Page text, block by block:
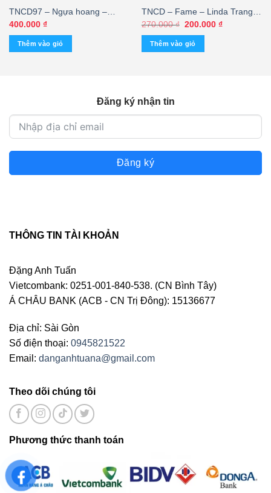
TNCD97 – Ngựa hoang –
Nguyễn Hưng @ – cái
400.000 ₫
Thêm vào giỏ
TNCD – Fame – Linda Trang
Đài
270.000₫ Giá
là:
270.000 ₫.
200.000 ₫Giá
Thêm vào giỏ
Đăng ký nhận tin
Đăng ký
THÔNG TIN TÀI KHOẢN
Đặng Anh Tuấn
Vietcombank: 0251-001-840-538. (CN Bình Tây)
Á CHÂU BANK (ACB - CN Trị Đông): 15136677
Địa chỉ: Sài Gòn
Số điện thoại: 0945821522
Email: danganhtuana@gmail.com
Theo dõi chúng tôi
Phương thức thanh toán